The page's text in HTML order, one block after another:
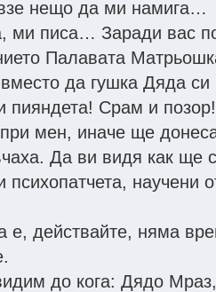
нещо да ми намига…
ми писа… Заради вас
Палавата
да гушка Дяда
пияндета! Срам и
мен, иначе ще
Да ви видя как ще
психопатчета, научени
е, действайте, няма
до кога: Дядо